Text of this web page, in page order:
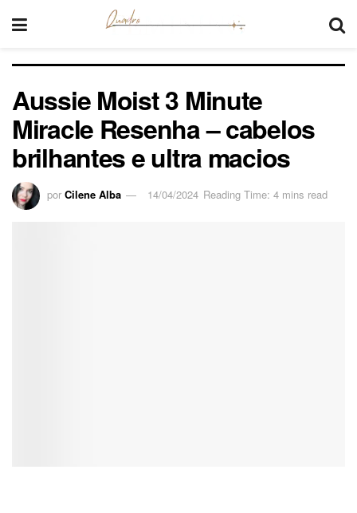
Aussie Moist 3 Minute
Miracle Resenha – cabelos
brilhantes e ultra macios
por Cilene Alba 14/04/2024 Reading Time: 4 mins read